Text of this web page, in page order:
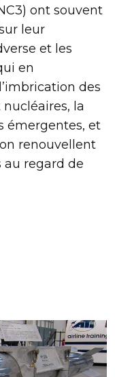
ont souvent
leur
et les
en
des
la
émergentes, et
renouvellent
au regard de